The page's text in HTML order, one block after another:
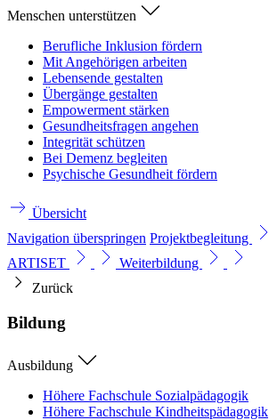
Menschen unterstützen
Berufliche Inklusion fördern
Mit Angehörigen arbeiten
Lebensende gestalten
Übergänge gestalten
Empowerment stärken
Gesundheitsfragen angehen
Integrität schützen
Bei Demenz begleiten
Psychische Gesundheit fördern
Übersicht
Navigation überspringen Projektbegleitung
ARTISET
Weiterbildung
Zurück
Bildung
Ausbildung
Höhere Fachschule Sozialpädagogik
Höhere Fachschule Kindheitspädagogik